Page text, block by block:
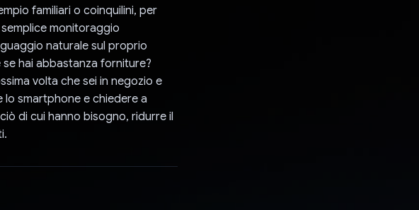
familiari o coinquilini, per
monitoraggio
naturale sul proprio
hai abbastanza forniture?
volta che sei in negozio e
lo smartphone e chiedere a
di cui hanno bisogno, ridurre il